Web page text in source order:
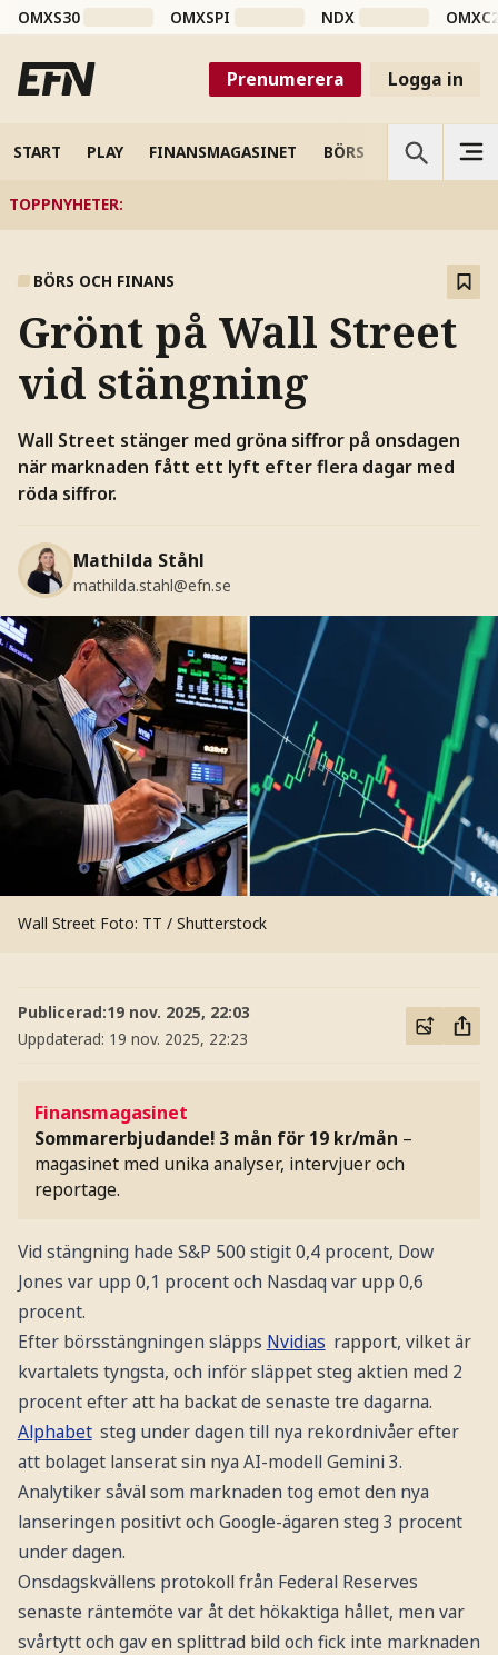
OMXS30 OMXSPI NDX
Prenumerera Logga in
START PLAY FINANSMAGASINET BÖRS VETENSKAP
TOPPNYHETER:
BÖRS OCH FINANS
Grönt på Wall Street
vid stängning
Wall Street stänger med gröna siffror på onsdagen
när marknaden fått ett lyft efter flera dagar med
röda siffror.
Mathilda Ståhl
mathilda.stahl@efn.se
Wall Street Foto: TT / Shutterstock
Publicerad:19 nov. 2025, 22:03
Uppdaterad: 19 nov. 2025, 22:23
Finansmagasinet
Sommarerbjudande! 3 mån för 19 kr/mån –
magasinet med unika analyser, intervjuer och
reportage.
Vid stängning hade S&P 500 stigit 0,4 procent, Dow
Jones var upp 0,1 procent och Nasdaq var upp 0,6
procent.
Efter börsstängningen släpps Nvidias rapport, vilket är
kvartalets tyngsta, och inför släppet steg aktien med 2
procent efter att ha backat de senaste tre dagarna.
Alphabet steg under dagen till nya rekordnivåer efter
att bolaget lanserat sin nya AI-modell Gemini 3.
Analytiker såväl som marknaden tog emot den nya
lanseringen positivt och Google-ägaren steg 3 procent
under dagen.
Onsdagskvällens protokoll från Federal Reserves
senaste räntemöte var åt det hökaktiga hållet, men var
svårtytt och gav en splittrad bild och fick inte marknaden